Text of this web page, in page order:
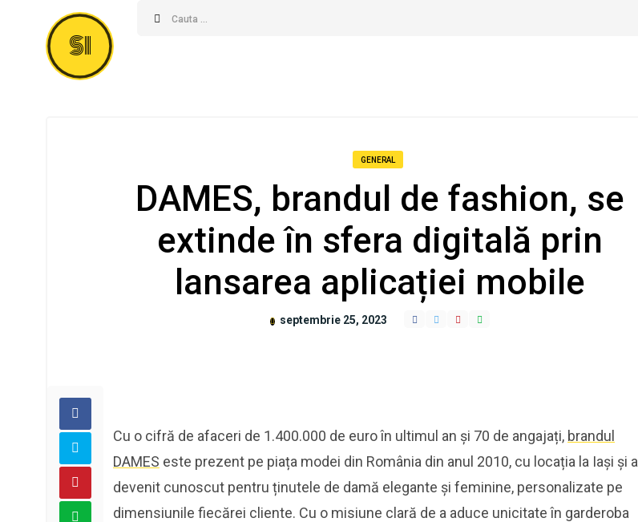
SI
GENERAL
DAMES, brandul de fashion, se
extinde în sfera digitală prin
lansarea aplicației mobile
septembrie 25, 2023
Cu o cifră de afaceri de 1.400.000 de euro în ultimul an și 70 de angajați, brandul
DAMES este prezent pe piața modei din România din anul 2010, cu locația la Iași și a
devenit cunoscut pentru ținutele de damă elegante și feminine, personalizate pe
dimensiunile fiecărei cliente. Cu o misiune clară de a aduce unicitate în garderoba